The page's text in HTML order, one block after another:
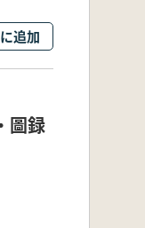
追加
圖録